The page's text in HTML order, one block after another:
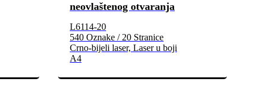
neovlaštenog otvaranja
L6114-20
540 Oznake / 20 Stranice
Crno-bijeli laser, Laser u boji
A4